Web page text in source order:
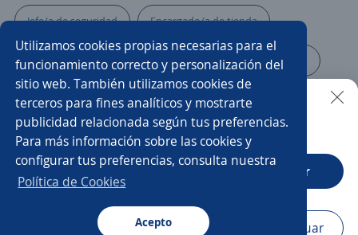
Jefe/a de seguridad Encargado/a de tienda
Ejecutivo/a de atención al cliente Supervisor/a ssoma
Supervisor/a eléctrico Coordinador/a
Promotor ejecutivo cuentas pyme Ejecutivo/a comercial
Ejecutivo personal
Promotor de ventas en campo
Buscar es más fácil en la app
CT App Abrir
Navegador Continuar
Utilizamos cookies propias necesarias para el
funcionamiento correcto y personalización del
sitio web. También utilizamos cookies de
terceros para fines analíticos y mostrarte
publicidad relacionada según tus preferencias.
Para más información sobre las cookies y
configurar tus preferencias, consulta nuestra
Política de Cookies
Acepto